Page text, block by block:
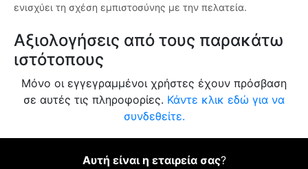
ενισχύει τη σχέση εμπιστοσύνης με την πελατεία.
Αξιολογήσεις από τους παρακάτω
ιστότοπους
Μόνο οι εγγεγραμμένοι χρήστες έχουν πρόσβαση
σε αυτές τις πληροφορίες. Κάντε κλικ εδώ για να
συνδεθείτε.
Αυτή είναι η εταιρεία σας?